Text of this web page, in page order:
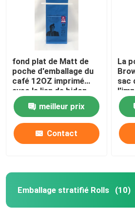
fond plat de Matt de
poche d'emballage du
café 12OZ imprimé
avec le lien de bidon
meilleur prix
Contact
La
sac
250g
Emballage stratifié Rolls (10)